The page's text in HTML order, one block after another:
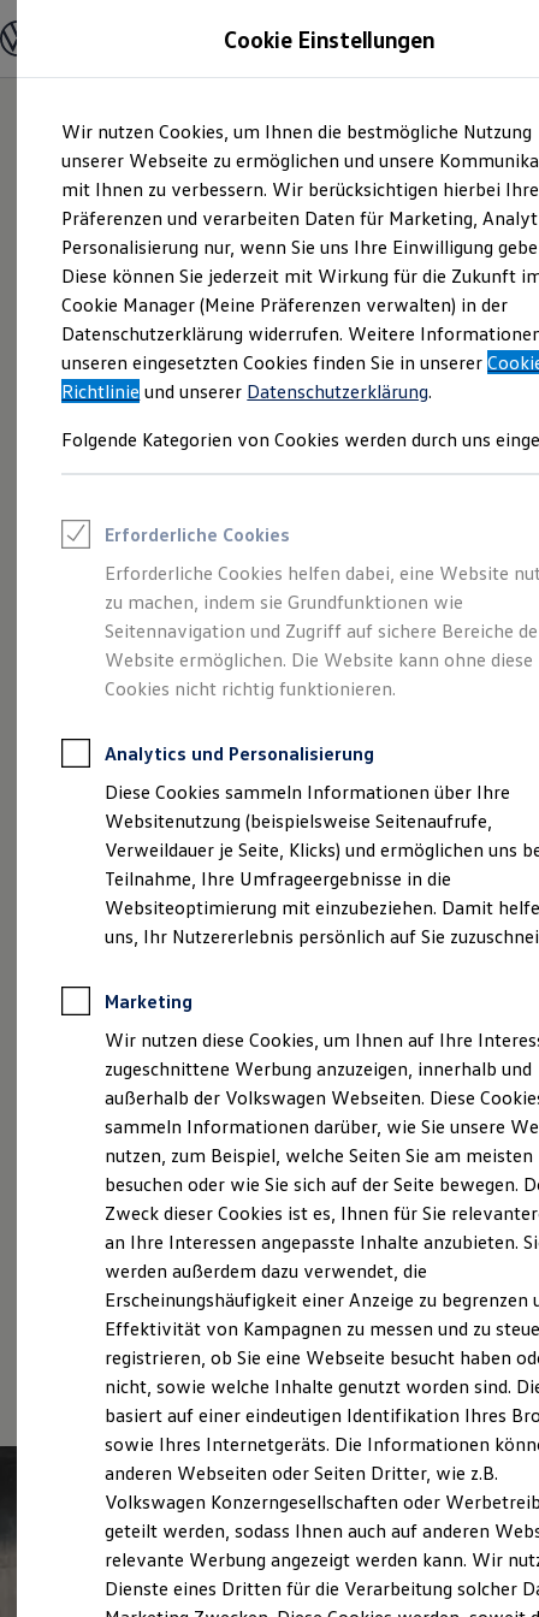
Hauptinhalt
springen
Footer
springen
Modelle und Konfigurator
Modelle vergleichen
Elektroautos
ENERGY Sondermodelle
Nutzfahrzeuge
SUV und CUV
Familienautos
Kombis
Kompaktwagen
Sportwagen
Schnell verfügbare Fahrzeuge
Angebote und Produkte
Aktuelle Angebote
E-Auto-Förderung
Volkswagen Marktplatz
Junge Gebrauchtwagen und Gebrauchtwagen
Saisonangebote
Leasing
Leasing-Angebote
Gebrauchtwagen Leasing
Junge Gebrauchtwagen-Leasing
Elektroauto Leasing
Kleinwagen-Leasing
Leasing ohne Anzahlung
Autokredit mit Schlussrate
Versicherungen und Garantien
Kfz-Versicherung
Restschuldversicherungen
Garantien
Wartungsverträge
Geschäftskunden
Professional Class bei Volkswagen
Großkunden
Behörden
Anpfiff zum Gewinn
Elektroautos
ID. Tutorials
Elektrofahrzeugkonzepte
Reichweite
Reichweite der ID. Modelle
Reichweite im Winter
Laden
Laden unterwegs
Laden Zuhause
Ladezeitensimulator
Batterie
Sicherheit
Garantie und Lebensdauer
Nachhaltigkeit
Technologie
Kosten und Kauf
Verbrauchskosten
Kaufoptionen
E-Auto-Förderung
Software und Konnektivität
Die ID. Software 6
ID. Software Versionen und Updates
Digitale Extras
Schnittstellen zu Ihrem ID.
Der T-Roc
Impressum & Rechtliches )
Probefahrt vereinbaren
Fahrzeugangebot anfordern
Serviceanfrage stellen
Cookie Einstellungen
Wir nutzen Cookies, um Ihnen die bestmögliche Nutzung
unserer Webseite zu ermöglichen und unsere
mit Ihnen zu verbessern. Wir berücksichtigen hierbei Ihre
Präferenzen und verarbeiten Daten für Marketing,
Personalisierung nur, wenn Sie uns Ihre Einwilligung
Diese können Sie jederzeit mit Wirkung für die Zukunft
Cookie Manager (Meine Präferenzen verwalten) in der
Datenschutzerklärung widerrufen. Weitere
unseren eingesetzten Cookies finden Sie in unserer
Richtlinie und unserer Datenschutzerklärung.
Folgende Kategorien von Cookies werden durch uns
Erforderliche Cookies
Erforderliche Cookies helfen dabei, eine Website
zu machen, indem sie Grundfunktionen wie
Seitennavigation und Zugriff auf sichere Bereiche
Website ermöglichen. Die Website kann ohne diese
Cookies nicht richtig funktionieren.
Analytics und Personalisierung
Diese Cookies sammeln Informationen über Ihre
Websitenutzung (beispielsweise Seitenaufrufe,
Verweildauer je Seite, Klicks) und ermöglichen uns
Teilnahme, Ihre Umfrageergebnisse in die
Websiteoptimierung mit einzubeziehen. Damit
uns, Ihr Nutzererlebnis persönlich auf Sie
Marketing
Wir nutzen diese Cookies, um Ihnen auf Ihre
zugeschnittene Werbung anzuzeigen, innerhalb und
außerhalb der Volkswagen Webseiten. Diese
sammeln Informationen darüber, wie Sie unsere
nutzen, zum Beispiel, welche Seiten Sie am meisten
besuchen oder wie Sie sich auf der Seite bewegen.
Zweck dieser Cookies ist es, Ihnen für Sie
an Ihre Interessen angepasste Inhalte anzubieten.
werden außerdem dazu verwendet, die
Erscheinungshäufigkeit einer Anzeige zu begrenzen
Effektivität von Kampagnen zu messen und zu
registrieren, ob Sie eine Webseite besucht haben
nicht, sowie welche Inhalte genutzt worden sind.
basiert auf einer eindeutigen Identifikation Ihres
sowie Ihres Internetgeräts. Die Informationen
anderen Webseiten oder Seiten Dritter, wie z.B.
Volkswagen Konzerngesellschaften oder
geteilt werden, sodass Ihnen auch auf anderen
relevante Werbung angezeigt werden kann. Wir
Dienste eines Dritten für die Verarbeitung solcher